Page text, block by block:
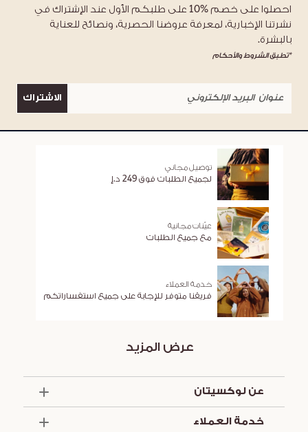
احصلوا على خصم %10 على طلبكم الأول عند الإشتراك في
نشرتنا الإخبارية، لمعرفة عروضنا الحصرية، ونصائح للعناية
بالبشرة.
*تطبق الشروط والأحكام
الاشتراك
توصيل مجاني
لجميع الطلبات فوق 249 د.إ
عيّنات مجانية
مع جميع الطلبات
خدمة العملاء
فريقنا متوفر للإجابة على جميع استفساراتكم
عرض المزيد
عن لوكسيتان
خدمة العملاء